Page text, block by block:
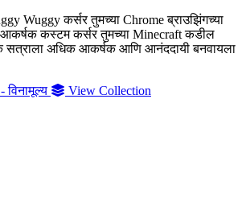
Wuggy कर्सर तुमच्या Chrome ब्राउझिंगच्या
कस्टम कर्सर तुमच्या Minecraft कडील
सत्राला अधिक आकर्षक आणि आनंददायी बनवायला
विनामूल्य
View Collection